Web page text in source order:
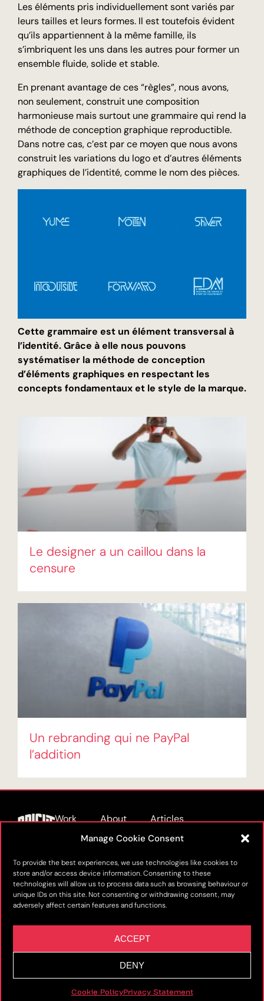
Manage Cookie Consent
To provide the best experiences, we use technologies like cookies to
store and/or access device information. Consenting to these
technologies will allow us to process data such as browsing behaviour or
unique IDs on this site. Not consenting or withdrawing consent, may
adversely affect certain features and functions.
ACCEPT
DENY
Cookie PolicyPrivacy Statement
Les éléments pris individuellement sont variés par
leurs tailles et leurs formes. Il est toutefois évident
qu’ils appartiennent à la même famille, ils
s’imbriquent les uns dans les autres pour former un
ensemble fluide, solide et stable.
En prenant avantage de ces “règles”, nous avons,
non seulement, construit une composition
harmonieuse mais surtout une grammaire qui rend la
méthode de conception graphique reproductible.
Dans notre cas, c’est par ce moyen que nous avons
construit les variations du logo et d’autres éléments
graphiques de l’identité, comme le nom des pièces.
Cette grammaire est un élément transversal à
l’identité. Grâce à elle nous pouvons
systématiser la méthode de conception
d’éléments graphiques en respectant les
concepts fondamentaux et le style de la marque.
Le designer a un caillou dans la
censure
Un rebranding qui ne PayPal
l’addition
Work About
Articles
Podcast
Furnitures
Privacy Policy
Cookie Policy (EU)
Thissite is protected byreCAPTCHA. The
Terms of
apply.